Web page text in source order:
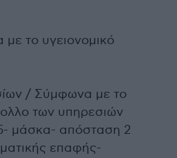
το υγειονομικό
/ Σύμφωνα με το
των υπηρεσιών
μάσκα- απόσταση 2
επαφής-